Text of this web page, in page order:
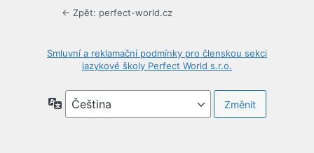
← Zpět: perfect-world.cz
Smluvní a reklamační podmínky pro členskou sekci
jazykové školy Perfect World s.r.o.
Jazyky